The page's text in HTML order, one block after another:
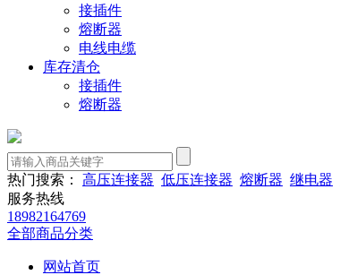
接插件
熔断器
电线电缆
库存清仓
接插件
熔断器
热门搜索： 高压连接器 低压连接器 熔断器 继电器
服务热线
18982164769
全部商品分类
网站首页